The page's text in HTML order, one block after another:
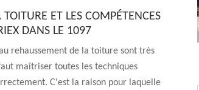
ET LES COMPÉTENCES
DANS LE 1097
rehaussement de la toiture sont très
maîtriser toutes les techniques
C'est la raison pour laquelle